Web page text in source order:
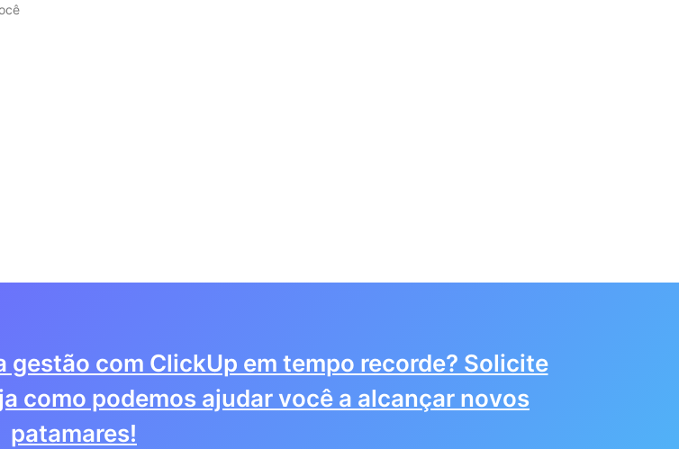
com ClickUp em tempo recorde? Solicite
como podemos ajudar você a alcançar novos
patamares!